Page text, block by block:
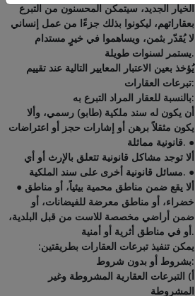
الخيار الجديد، سيتمكن المحسنون من التبرع
بعقاراتهم، ليكونوا بذلك جزءًا من عمل إنساني
لا يُقدّر بثمن، ويساهموا في خيرٍ مستدام
يستمر لسنوات طويلة.
يُؤخذ بعين الاعتبار المعايير التالية عند تقييم
تبرعات العقارات:
بالنسبة للعقار المراد التبرع به:
أن يكون له سند ملكية (طابو) رسمي، وألا
يكون مثقلاً برهن أو إشارات حجز أو اعتراضات
قانونية مماثلة. ●
ألا توجد مشاكل قانونية تتعلق بالإرث أو أي
مسائل قانونية أخرى على سند الملكية. ●
● ألا يقع ضمن مناطق محمية بيئياً، أو مناطق
خضراء، أو مناطق معرضة للفيضانات، أو
ضمن أراضي مخصصة للاست من قبل البلدية،
أو في مناطق أثرية أو أمنية.
يمكن تنفيذ تبرعات العقارات بطريقتين:
بشروط أو بدون شروط:
أ) التبرعات العقارية المشروطة وغير
المشروطة